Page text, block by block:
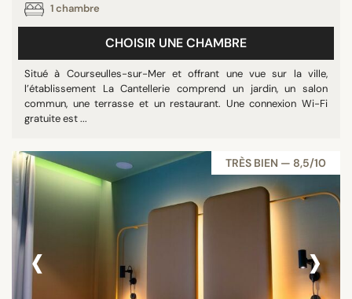
1 chambre
CHOISIR UNE CHAMBRE
Situé à Courseulles-sur-Mer et offrant une vue sur la ville,
l’établissement La Cantellerie comprend un jardin, un salon
commun, une terrasse et un restaurant. Une connexion Wi-Fi
gratuite est ...
TRÈS BIEN — 8,5/10
‹ ›